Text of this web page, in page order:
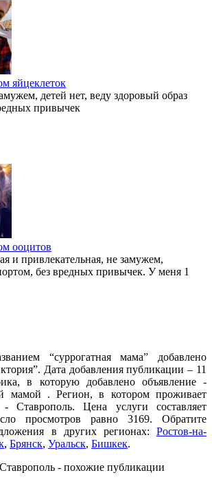
яйцеклеток
детей нет, веду здоровый образ
привычек
ооцитов
и привлекательная, не замужем,
без вредных привычек. У меня 1
“суррогатная мама” добавлено
Дата добавления публикации – 11
в которую добавлено объявление -
мамой . Регион, в котором проживает
Ставрополь. Цена услуги составляет
просмотров равно 3169. Обратите
в других регионах: Ростов-на-
, Брянск, Уральск, Бишкек.
- похожие публикации